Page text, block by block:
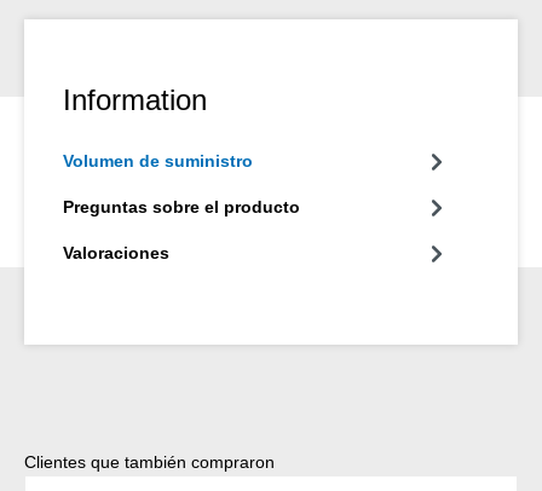
Information
Volumen de suministro
Preguntas sobre el producto
Valoraciones
Omitir la galería de productos
Clientes que también compraron